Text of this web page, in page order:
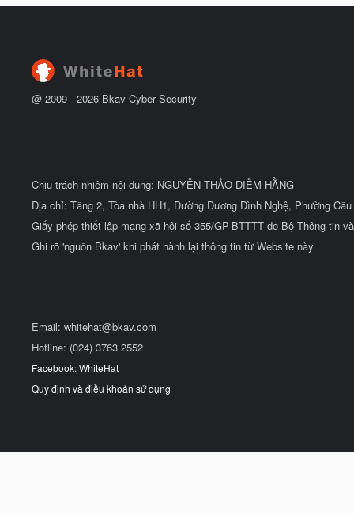
u
u
h
@ 2009 - 2026 Bkav Cyber Security
Chịu trách nhiệm nội dung: NGUYỄN THẢO DIỄM HẰNG
Địa chỉ: Tầng 2, Tòa nhà HH1, Đường Dương Đình Nghệ, Phường
Giấy phép thiết lập mạng xã hội số 355/GP-BTTTT do Bộ Thông tin
Ghi rõ 'nguồn Bkav' khi phát hành lại thông tin từ Website này
Email: whitehat@bkav.com
Hotline: (024) 3763 2552
Facebook: WhiteHat
Quy định và điều khoản sử dụng